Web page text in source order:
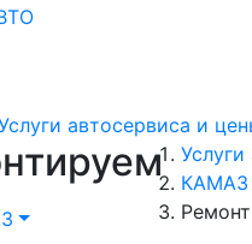
автосервиса и
КАМАЗ